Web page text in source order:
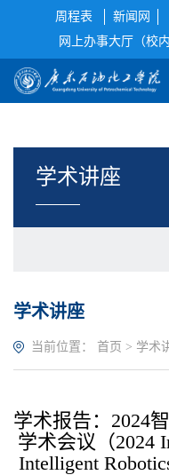
周程表 新闻网
网上办事大厅（校
学术讲座
学术讲座
当前位置： 首页 > 学术
学术报告：2024
学术会议（2024
Intelligent